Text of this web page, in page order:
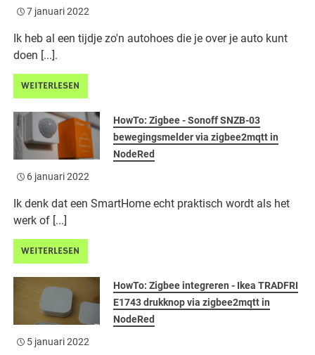
7 januari 2022
Ik heb al een tijdje zo'n autohoes die je over je auto kunt
doen [...].
WEITERLESEN
HowTo: Zigbee - Sonoff SNZB-03
bewegingsmelder via zigbee2mqtt in
NodeRed
6 januari 2022
Ik denk dat een SmartHome echt praktisch wordt als het
werk of [...]
WEITERLESEN
HowTo: Zigbee integreren - Ikea TRADFRI
E1743 drukknop via zigbee2mqtt in
NodeRed
5 januari 2022